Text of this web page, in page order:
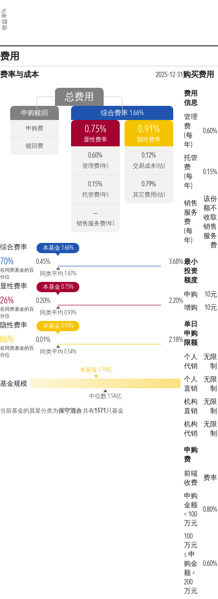
收益率%
费用
费率与成本 2025-12-31
总费用
申购赎回
申购费
赎回费
综合费率 1.66%
0.75%
显性费率
0.60%
管理费(年)
0.15%
托管费(年)
—
销售服务费(年)
0.91%
隐性费率
0.12%
交易成本(估)
0.79%
其它费用(估)
综合费率
70%
在同类基金的百
分位
0.45%
本基金 1.66%
同类平均 1.47%
3.68%
显性费率
26%
在同类基金的百
分位
0.20%
本基金 0.75%
同类平均 0.93%
2.20%
隐性费率
86%
在同类基金的百
分位
0.01%
本基金 0.91%
同类平均 0.54%
2.18%
基金规模
本基金 1.19亿
中位数 1.54亿
当前基金的晨星分类为保守混合共有1571 只基金
购买费用
费用
信息
管理
费
(每
年)
0.60%
托管
费
(每
年)
0.15%
销售
服务
费
(每
年)
该份
额不
收取
销售
服务
费
最小
投资
额度
申购
10元
增购
10元
单日
申购
限额
个人
代销
无限
制
个人
直销
无限
制
机构
直销
无限
制
机构
代销
无限
制
申购
费
前端
收费
费率
申购
金额
< 100
万元
0.80%
100
万元
≤ 申
购金
额 <
200
万元
0.60%